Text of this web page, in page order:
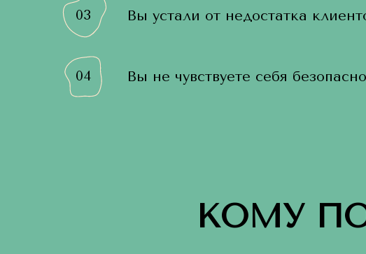
Вы устали от недостатка
Вы не чувствуете себя
03
04
КОМУ